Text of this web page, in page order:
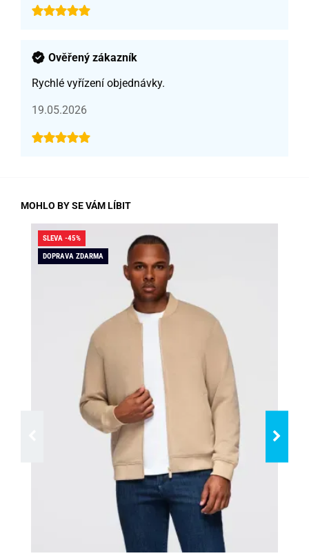
Ověřený zákazník
Rychlé vyřízení objednávky.
19.05.2026
MOHLO BY SE VÁM LÍBIT
SLEVA -45%
DOPRAVA ZDARMA